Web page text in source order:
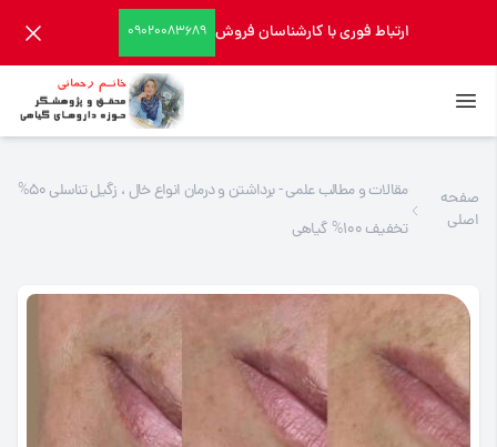
ارتباط فوری با کارشناسان فروش 09020083689
صفحه
اصلی
مقالات و مطالب علمی - برداشتن و درمان انواع خال ، زگیل تناسلی 50%
تخفیف 100% گیاهی